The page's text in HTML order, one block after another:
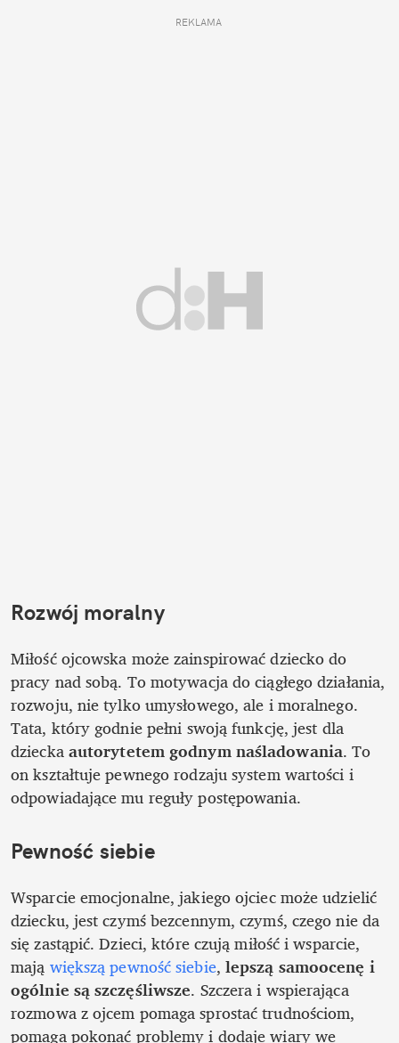
REKLAMA
Rozwój moralny
Miłość ojcowska może zainspirować dziecko do
pracy nad sobą. To motywacja do ciągłego działania,
rozwoju, nie tylko umysłowego, ale i moralnego.
Tata, który godnie pełni swoją funkcję, jest dla
dziecka autorytetem godnym naśladowania. To
on kształtuje pewnego rodzaju system wartości i
odpowiadające mu reguły postępowania.
Pewność siebie
Wsparcie emocjonalne, jakiego ojciec może udzielić
dziecku, jest czymś bezcennym, czymś, czego nie da
się zastąpić. Dzieci, które czują miłość i wsparcie,
mają większą pewność siebie, lepszą samoocenę i
ogólnie są szczęśliwsze. Szczera i wspierająca
rozmowa z ojcem pomaga sprostać trudnościom,
pomaga pokonać problemy i dodaje wiary we